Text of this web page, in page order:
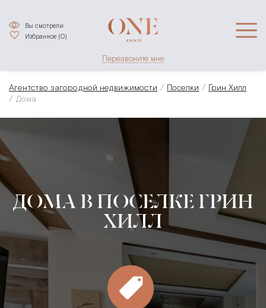
Избранное (0)
Вы смотрели
Перезвоните мне
Агентство загородной недвижимости Поселки
Грин Хилл
Дома
ДОМА В ПОСЕЛКЕ ГРИН
ХИЛЛ